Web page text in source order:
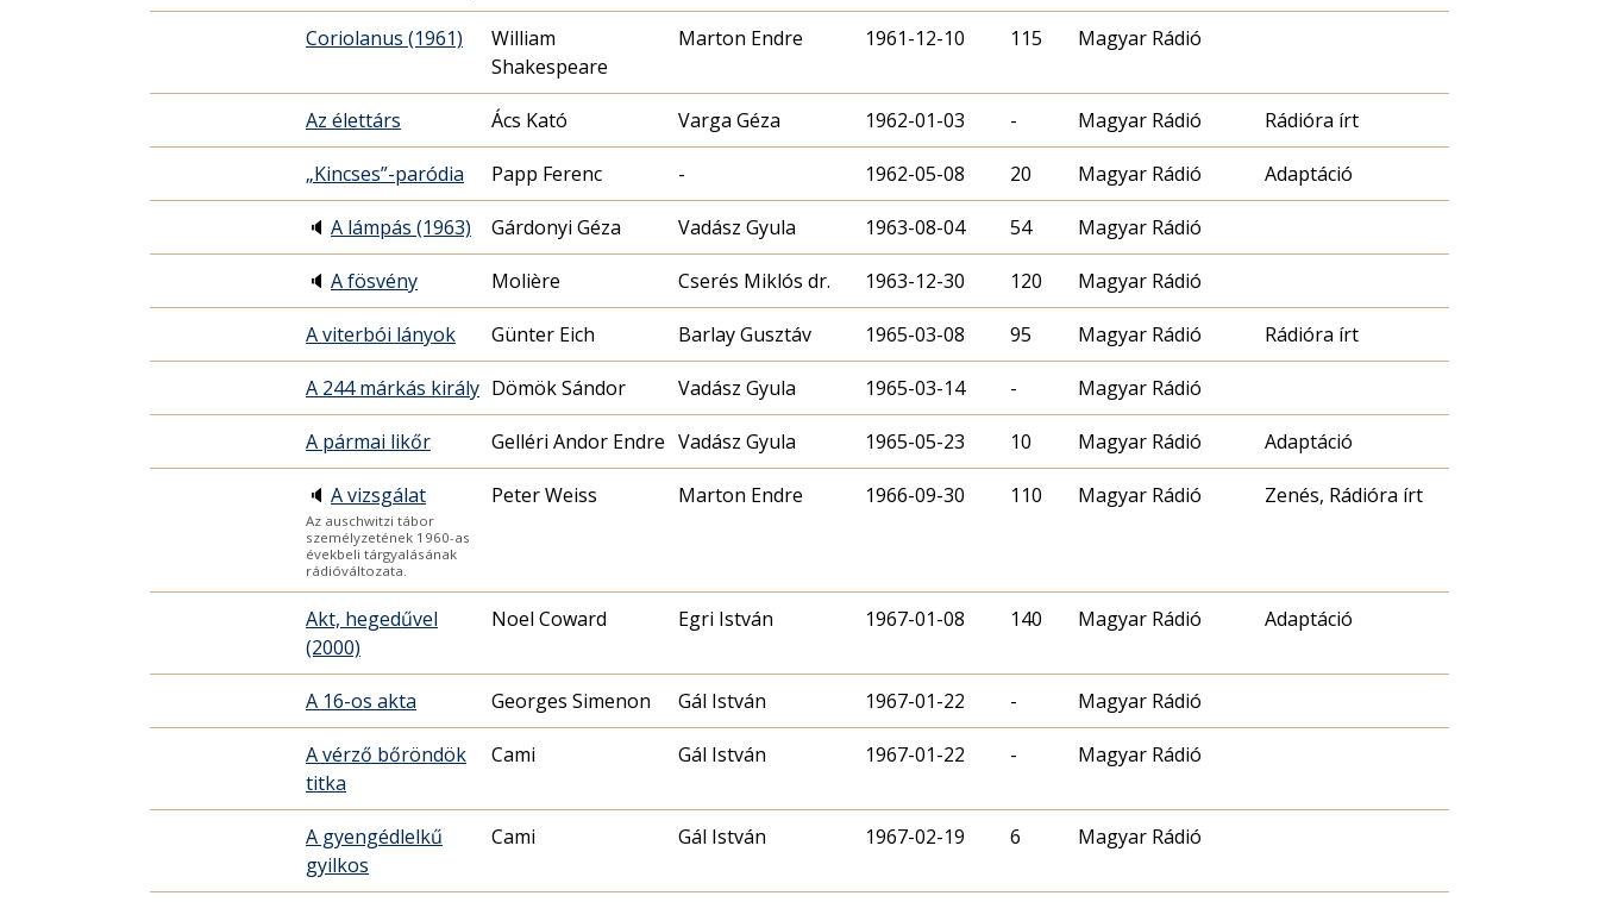
Coriolanus (1961)
William
Shakespeare
Marton Endre 1961-12-10 115 Magyar Rádió
Az élettárs Ács Kató Varga Géza 1962-01-03 - Magyar Rádió Rádióra írt
„Kincses”-paródia Papp Ferenc - 1962-05-08 20 Magyar Rádió Adaptáció
🔈 A lámpás (1963) Gárdonyi Géza Vadász Gyula 1963-08-04 54 Magyar Rádió
🔈 A fösvény Molière Cserés Miklós dr. 1963-12-30 120 Magyar Rádió
A viterbói lányok Günter Eich Barlay Gusztáv 1965-03-08 95 Magyar Rádió Rádióra írt
A 244 márkás király Dömök Sándor Vadász Gyula 1965-03-14 - Magyar Rádió
A pármai likőr Gelléri Andor Endre Vadász Gyula 1965-05-23 10 Magyar Rádió Adaptáció
🔈 A vizsgálat
Az auschwitzi tábor
személyzetének 1960-as
évekbeli tárgyalásának
rádióváltozata.
Peter Weiss Marton Endre 1966-09-30 110 Magyar Rádió Zenés, Rádióra írt
Akt, hegedűvel
(2000)
Noel Coward Egri István 1967-01-08 140 Magyar Rádió Adaptáció
A 16-os akta Georges Simenon Gál István 1967-01-22 - Magyar Rádió
A vérző bőröndök
titka
Cami Gál István 1967-01-22 - Magyar Rádió
A gyengédlelkű
gyilkos
Cami Gál István 1967-02-19 6 Magyar Rádió